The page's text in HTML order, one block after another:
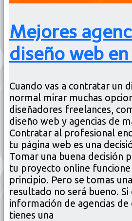
Mejores
diseño web
Cuando vas a contratar un
normal mirar muchas
diseñadores freelances,
diseño web y agencias de
Contratar al profesional
tu página web es una
Tomar una buena decisión
tu proyecto online
principio. Pero se tomas
resultado no será bueno. Si
información de agencias
tienes una